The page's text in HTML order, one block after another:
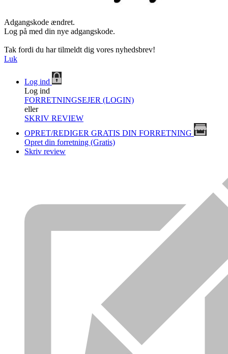
Adgangskode ændret.
Log på med din nye adgangskode.
Tak fordi du har tilmeldt dig vores nyhedsbrev!
Luk
Log ind
Log ind
FORRETNINGSEJER (LOGIN)
eller
SKRIV REVIEW
OPRET/REDIGER GRATIS DIN FORRETNING
Opret din forretning (Gratis)
Skriv review